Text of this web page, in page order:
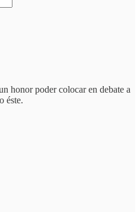
honor poder colocar en debate a
éste.